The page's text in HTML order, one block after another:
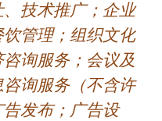
技术推广；企业
管理；组织文化
询服务；会议及
询服务（不含许
发布；广告设